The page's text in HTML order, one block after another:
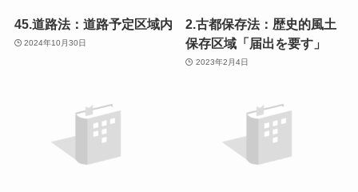
45.道路法：道路予定区域内
2024年10月30日
2.古都保存法：歴史的風土
保存区域「届出を要す」
2023年2月4日